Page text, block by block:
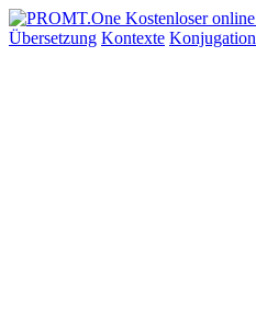
Übersetzung Kontexte Konjugation